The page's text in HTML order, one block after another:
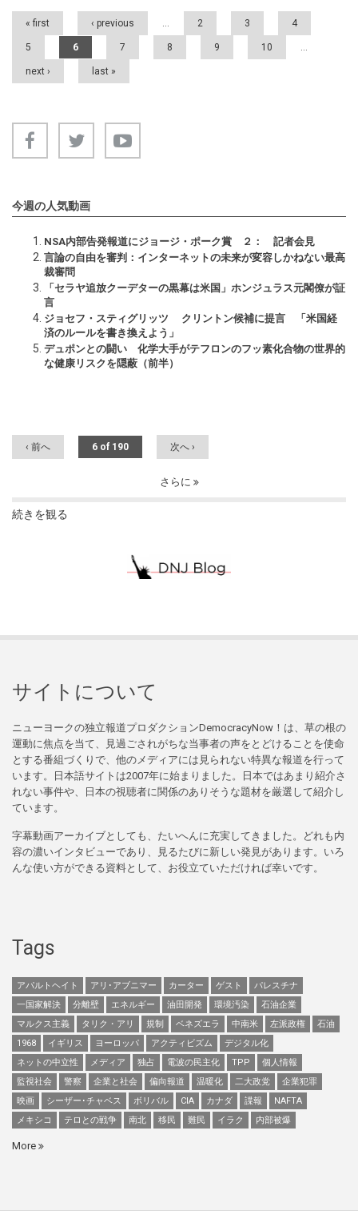
Pages
« first ‹ previous … 2 3 4
5 6 7 8 9 10 …
next › last »
今週の人気動画
NSA内部告発報道にジョージ・ポーク賞 ２： 記者会見
言論の自由を審判：インターネットの未来が変容しかねない最高
裁審問
「セラヤ追放クーデターの黒幕は米国」ホンジュラス元閣僚が証
言
ジョセフ・スティグリッツ クリントン候補に提言 「米国経
済のルールを書き換えよう」
デュポンとの闘い 化学大手がテフロンのフッ素化合物の世界的
な健康リスクを隠蔽（前半）
‹ 前へ 6 of 190 次へ ›
さらに
続きを観る
サイトについて
ニューヨークの独立報道プロダクションDemocracyNow！は、草の根の
運動に焦点を当て、見過ごされがちな当事者の声をとどけることを使命
とする番組づくりで、他のメディアには見られない特異な報道を行って
います。日本語サイトは2007年に始まりました。日本ではあまり紹介さ
れない事件や、日本の視聴者に関係のありそうな題材を厳選して紹介し
ています。
字幕動画アーカイブとしても、たいへんに充実してきました。どれも内
容の濃いインタビューであり、見るたびに新しい発見があります。いろ
んな使い方ができる資料として、お役立ていただければ幸いです。
Tags
アパルトヘイト アリ･アブニマー カーター ゲスト
パレスチナ
一国家解決
分離壁 エネルギー 油田開発 環境汚染
石油企業
マルクス主義
タリク・アリ 規制 ベネズエラ 中南米 左派政権
石油
1968
イギリス ヨーロッパ アクティビズム
デジタル化
ネットの中立性
メディア 独占 電波の民主化 TPP
個人情報
監視社会
警察 企業と社会 偏向報道 温暖化 二大政党
企業犯罪
映画
シーザー･チャベス ボリバル CIA カナダ 諜報
NAFTA
メキシコ
テロとの戦争 南北 移民 難民 イラク 内部被爆
More